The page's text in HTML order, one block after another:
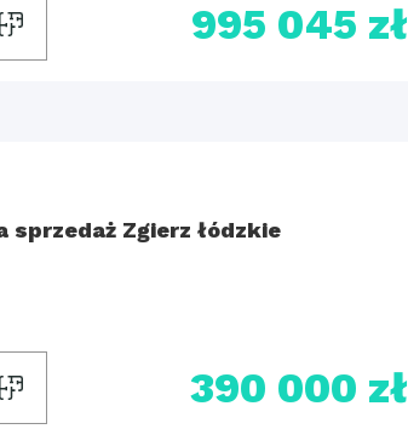
995 045 zł
sprzedaż Zgierz łódzkie
390 000 zł